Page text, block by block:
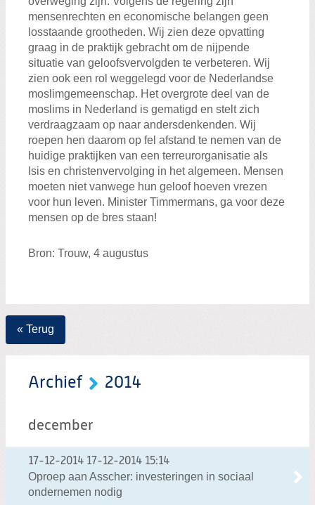
mensenrechten en economische belangen geen
losstaande grootheden. Wij zien deze opvatting
graag in de praktijk gebracht om de nijpende
situatie van geloofsvervolgden te verbeteren. Wij
zien ook een rol weggelegd voor de Nederlandse
moslimgemeenschap. Het overgrote deel van de
moslims in Nederland is gematigd en stelt zich
verdraagzaam op naar andersdenkenden. Wij
roepen hen daarom op fel afstand te nemen van de
huidige praktijken van een terreurorganisatie als
Isis en christenvervolging in het algemeen. Mensen
moeten niet vanwege hun geloof hoeven vrezen
voor hun leven. Minister Timmermans, ga voor deze
mensen op de bres staan!
Bron: Trouw, 4 augustus
« Terug
Archief 2014
december
17-12-2014 17-12-2014 15:14
Oproep aan Asscher: investeringen in sociaal
ondernemen nodig